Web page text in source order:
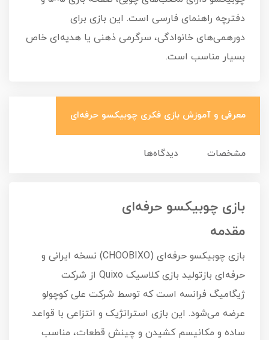
دفترچه راهنمای فارسی است. این بازی برای
دورهمی‌های خانوادگی، سرگرمی ذهنی یا هدیه‌ای خاص
بسیار مناسب است.
معرفی و آموزش بازی فکری چوبیکسو حرفه‌ای
مشخصات دیدگاه‌ها
بازی چوبیکسو حرفه‌ای
مقدمه
بازی چوبیکسو حرفه‌ای (CHOOBIXO) نسخه ایرانی و
حرفه‌ای بازتولید بازی کلاسیک Quixo از شرکت
ژیگامیگ فرانسه است که توسط شرکت علی کوچولو
عرضه می‌شود. این بازی استراتژیک و انتزاعی با قواعد
ساده و مکانیسم کشیدن و چینش قطعات، مناسب